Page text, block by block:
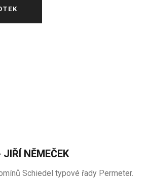
NĚMEČEK
Schiedel typové řady Permeter.